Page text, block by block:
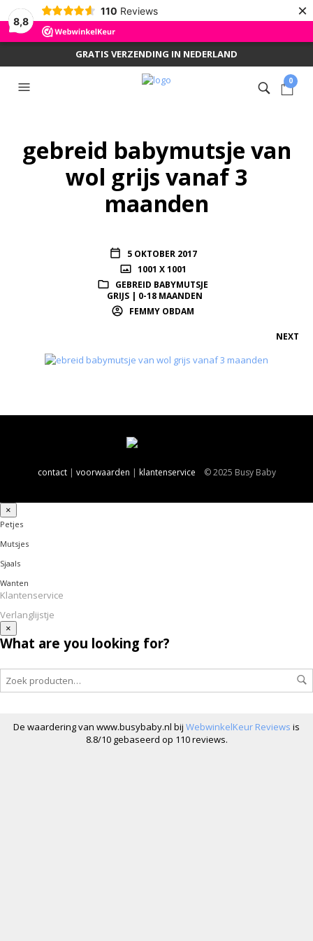
8,8
110 Reviews ×
GRATIS VERZENDING IN NEDERLAND
0
gebreid babymutsje van
wol grijs vanaf 3
maanden
5 OKTOBER 2017
1001 X 1001
GEBREID BABYMUTSJE
GRIJS | 0-18 MAANDEN
FEMMY OBDAM
NEXT
contact| voorwaarden | klantenservice © 2025 Busy Baby
×
Petjes
Mutsjes
Sjaals
Wanten
Klantenservice
Verlanglijstje
×
What are you looking for?
De waardering van www.busybaby.nl bij WebwinkelKeur Reviews is
8.8/10 gebaseerd op 110 reviews.